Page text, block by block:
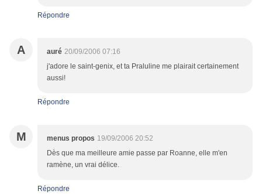
Répondre
A auré 20/09/2006 07:16
j'adore le saint-genix, et ta Praluline me plairait certainement
aussi!
Répondre
M menus propos 19/09/2006 20:52
Dès que ma meilleure amie passe par Roanne, elle m'en
ramène, un vrai délice.
Répondre